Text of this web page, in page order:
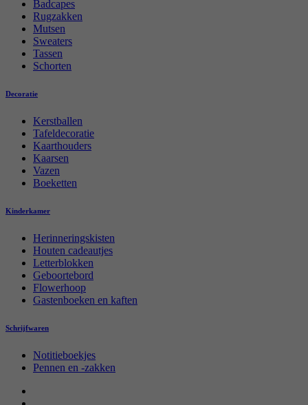
Badcapes
Rugzakken
Mutsen
Sweaters
Tassen
Schorten
Decoratie
Kerstballen
Tafeldecoratie
Kaarthouders
Kaarsen
Vazen
Boeketten
Kinderkamer
Herinneringskisten
Houten cadeautjes
Letterblokken
Geboortebord
Flowerhoop
Gastenboeken en kaften
Schrijfwaren
Notitieboekjes
Pennen en -zakken